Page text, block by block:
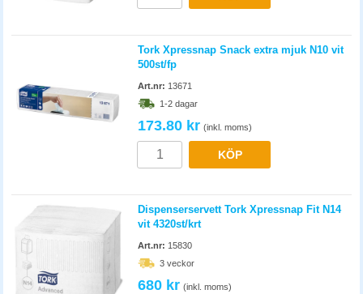
Tork Xpressnap Snack extra mjuk N10 vit
500st/fp
Art.nr: 13671
1-2 dagar
173.80 kr (inkl. moms)
KÖP
Dispenserservett Tork Xpressnap Fit N14
vit 4320st/krt
Art.nr: 15830
3 veckor
680 kr (inkl. moms)